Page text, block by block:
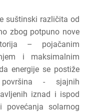
suštinski različita od
zbog potpuno nove
– pojačanim
i maksimalnim
energije se postiže
površina - sjajnih
iznad i ispod
povećanja solarnog